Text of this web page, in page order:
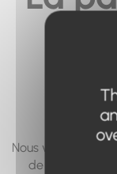
Nous vous
de page, ou à